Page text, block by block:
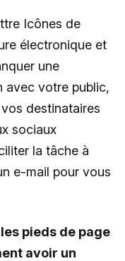
Icônes de
électronique et
une
avec votre public,
destinataires
sociaux
la tâche à
e-mail pour vous
pieds de page
avoir un